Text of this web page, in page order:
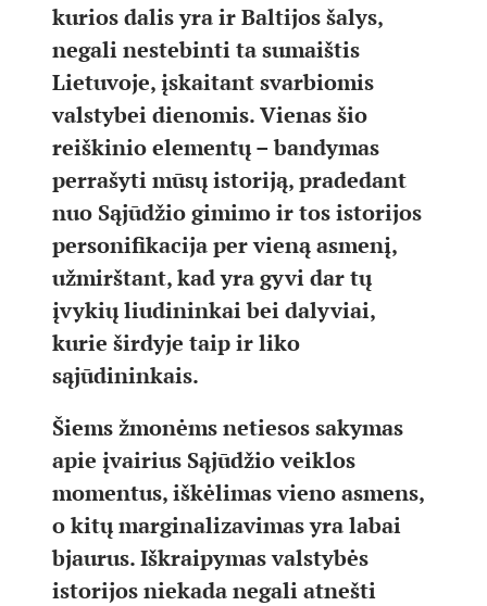
kurios dalis yra ir Baltijos šalys,
negali nestebinti ta sumaištis
Lietuvoje, įskaitant svarbiomis
valstybei dienomis. Vienas šio
reiškinio elementų – bandymas
perrašyti mūsų istoriją, pradedant
nuo Sąjūdžio gimimo ir tos istorijos
personifikacija per vieną asmenį,
užmirštant, kad yra gyvi dar tų
įvykių liudininkai bei dalyviai,
kurie širdyje taip ir liko
sąjūdininkais.
Šiems žmonėms netiesos sakymas
apie įvairius Sąjūdžio veiklos
momentus, iškėlimas vieno asmens,
o kitų marginalizavimas yra labai
bjaurus. Iškraipymas valstybės
istorijos niekada negali atnešti